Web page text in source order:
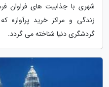
شهری با جذابیت های فراوان
زندگی و مراکز خرید پرآوازه
گردشگری دنیا شناخته می گردد.